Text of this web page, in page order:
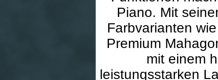
Piano. Mit
Farbvarianten
Premium
mit einem
leistungsstarken